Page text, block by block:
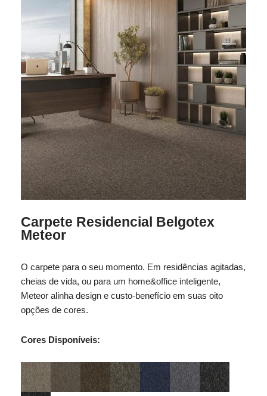
Carpete Residencial Belgotex
Meteor
O carpete para o seu momento. Em residências agitadas,
cheias de vida, ou para um home&office inteligente,
Meteor alinha design e custo-benefício em suas oito
opções de cores.
Cores Disponíveis: